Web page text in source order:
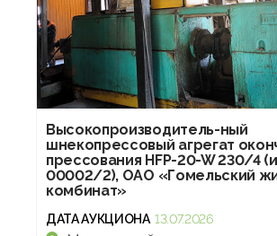
Высокопроизводитель-ный
шнекопрессовый агрегат
прессования HFP-20-W 230/4
00002/2), ОАО «Гомельский
комбинат»
ДАТА АУКЦИОНА 13.07.2026